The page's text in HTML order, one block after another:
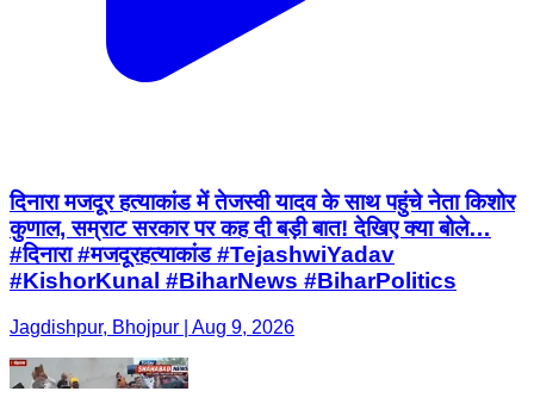
दिनारा मजदूर हत्याकांड में तेजस्वी यादव के साथ पहुंचे नेता किशोर
कुणाल, सम्राट सरकार पर कह दी बड़ी बात! देखिए क्या बोले…
#दिनारा #मजदूरहत्याकांड #TejashwiYadav
#KishorKunal #BiharNews #BiharPolitics
Jagdishpur, Bhojpur | Aug 9, 2026